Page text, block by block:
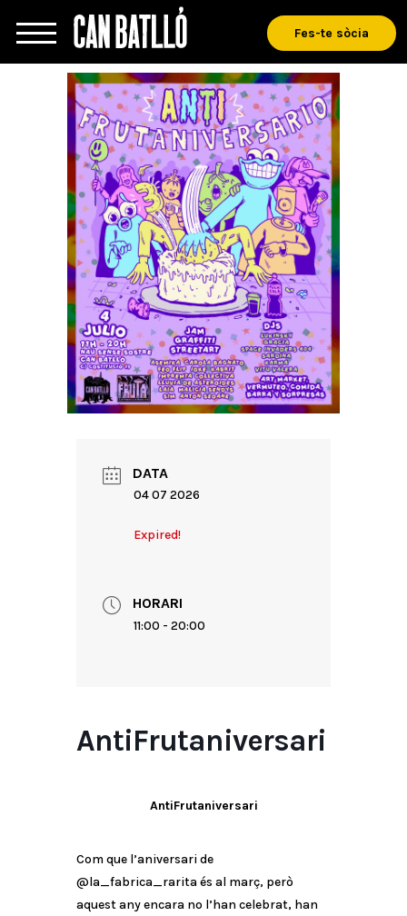
Fes-te sòcia
DATA
04 07 2026
Expired!
HORARI
11:00 - 20:00
AntiFrutaniversari
AntiFrutaniversari
Com que l’aniversari de
@la_fabrica_rarita és al març, però
aquest any encara no l’han celebrat, han